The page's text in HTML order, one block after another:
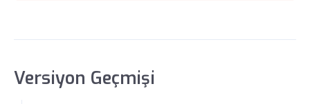
Versiyon Geçmişi